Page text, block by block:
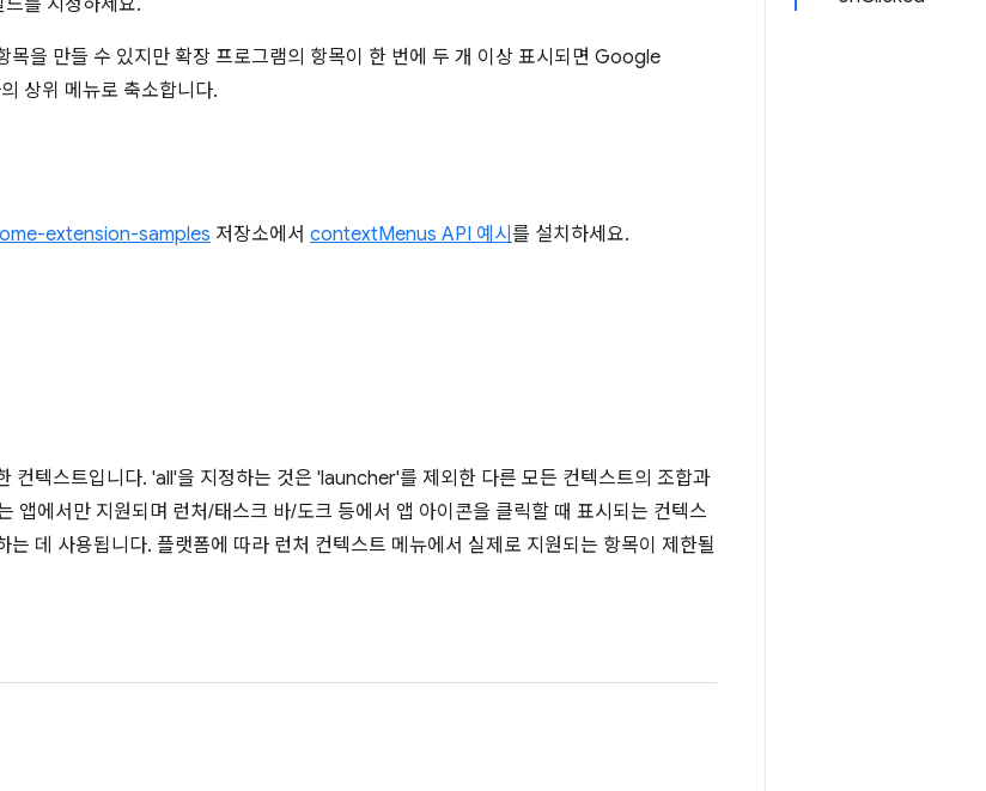
드를 지정하세요.
목을 만들 수 있지만 확장 프로그램의 항목이 한 번에 두 개 이상 표시되면 Google
상위 메뉴로 축소합니다.
extension-samples 저장소에서 contextMenus API 예시 를 설치하세요.
컨텍스트입니다. 'all'을 지정하는 것은 'launcher'를 제외한 다른 모든 컨텍스트의 조합과
앱에서만 지원되며 런처/태스크 바/도크 등에서 앱 아이콘을 클릭할 때 표시되는 컨텍스
는 데 사용됩니다. 플랫폼에 따라 런처 컨텍스트 메뉴에서 실제로 지원되는 항목이 제한될